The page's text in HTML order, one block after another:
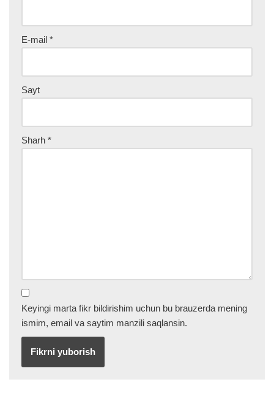
E-mail *
Sayt
Sharh *
Keyingi marta fikr bildirishim uchun bu brauzerda mening
ismim, email va saytim manzili saqlansin.